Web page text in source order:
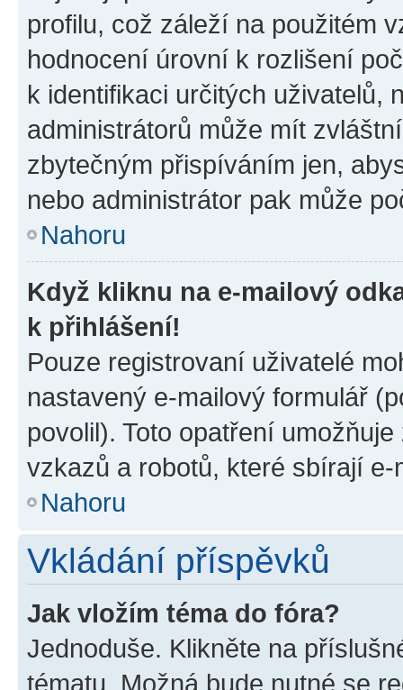
profilu, což záleží na použitém
hodnocení úrovní k rozlišení
k identifikaci určitých uživatelů,
administrátorů může mít
zbytečným přispíváním jen,
nebo administrátor pak může
Nahoru
Když kliknu na e-mailový
k přihlášení!
Pouze registrovaní uživatelé
nastavený e-mailový formulář
povolil). Toto opatření
vzkazů a robotů, které sbírají e-
Nahoru
Vkládání příspěvků
Jak vložím téma do fóra?
Jednoduše. Klikněte na
tématu. Možná bude nutné se